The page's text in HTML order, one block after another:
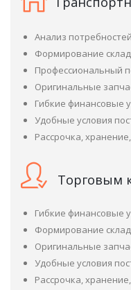
Анализ
Формирование
Профессиональный
Оригинальные
Гибкие финансовые
Удобные условия
Рассрочка,
Торговым
Гибкие финансовые
Формирование
Оригинальные
Удобные условия
Рассрочка,